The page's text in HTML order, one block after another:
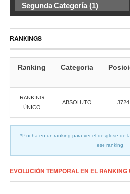
Segunda Categoría (1)
RANKINGS
Ranking Categoría
RANKING
ÚNICO
ABSOLUTO 3724
*Pincha en un ranking para ver el desglose de
ese ranking
EVOLUCIÓN TEMPORAL EN EL RANKING